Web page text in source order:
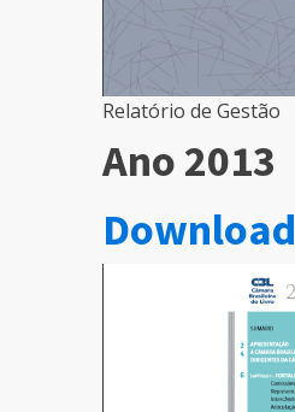
Relatório de Gestão
Ano 2013
Download